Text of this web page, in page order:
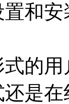
和
的
是